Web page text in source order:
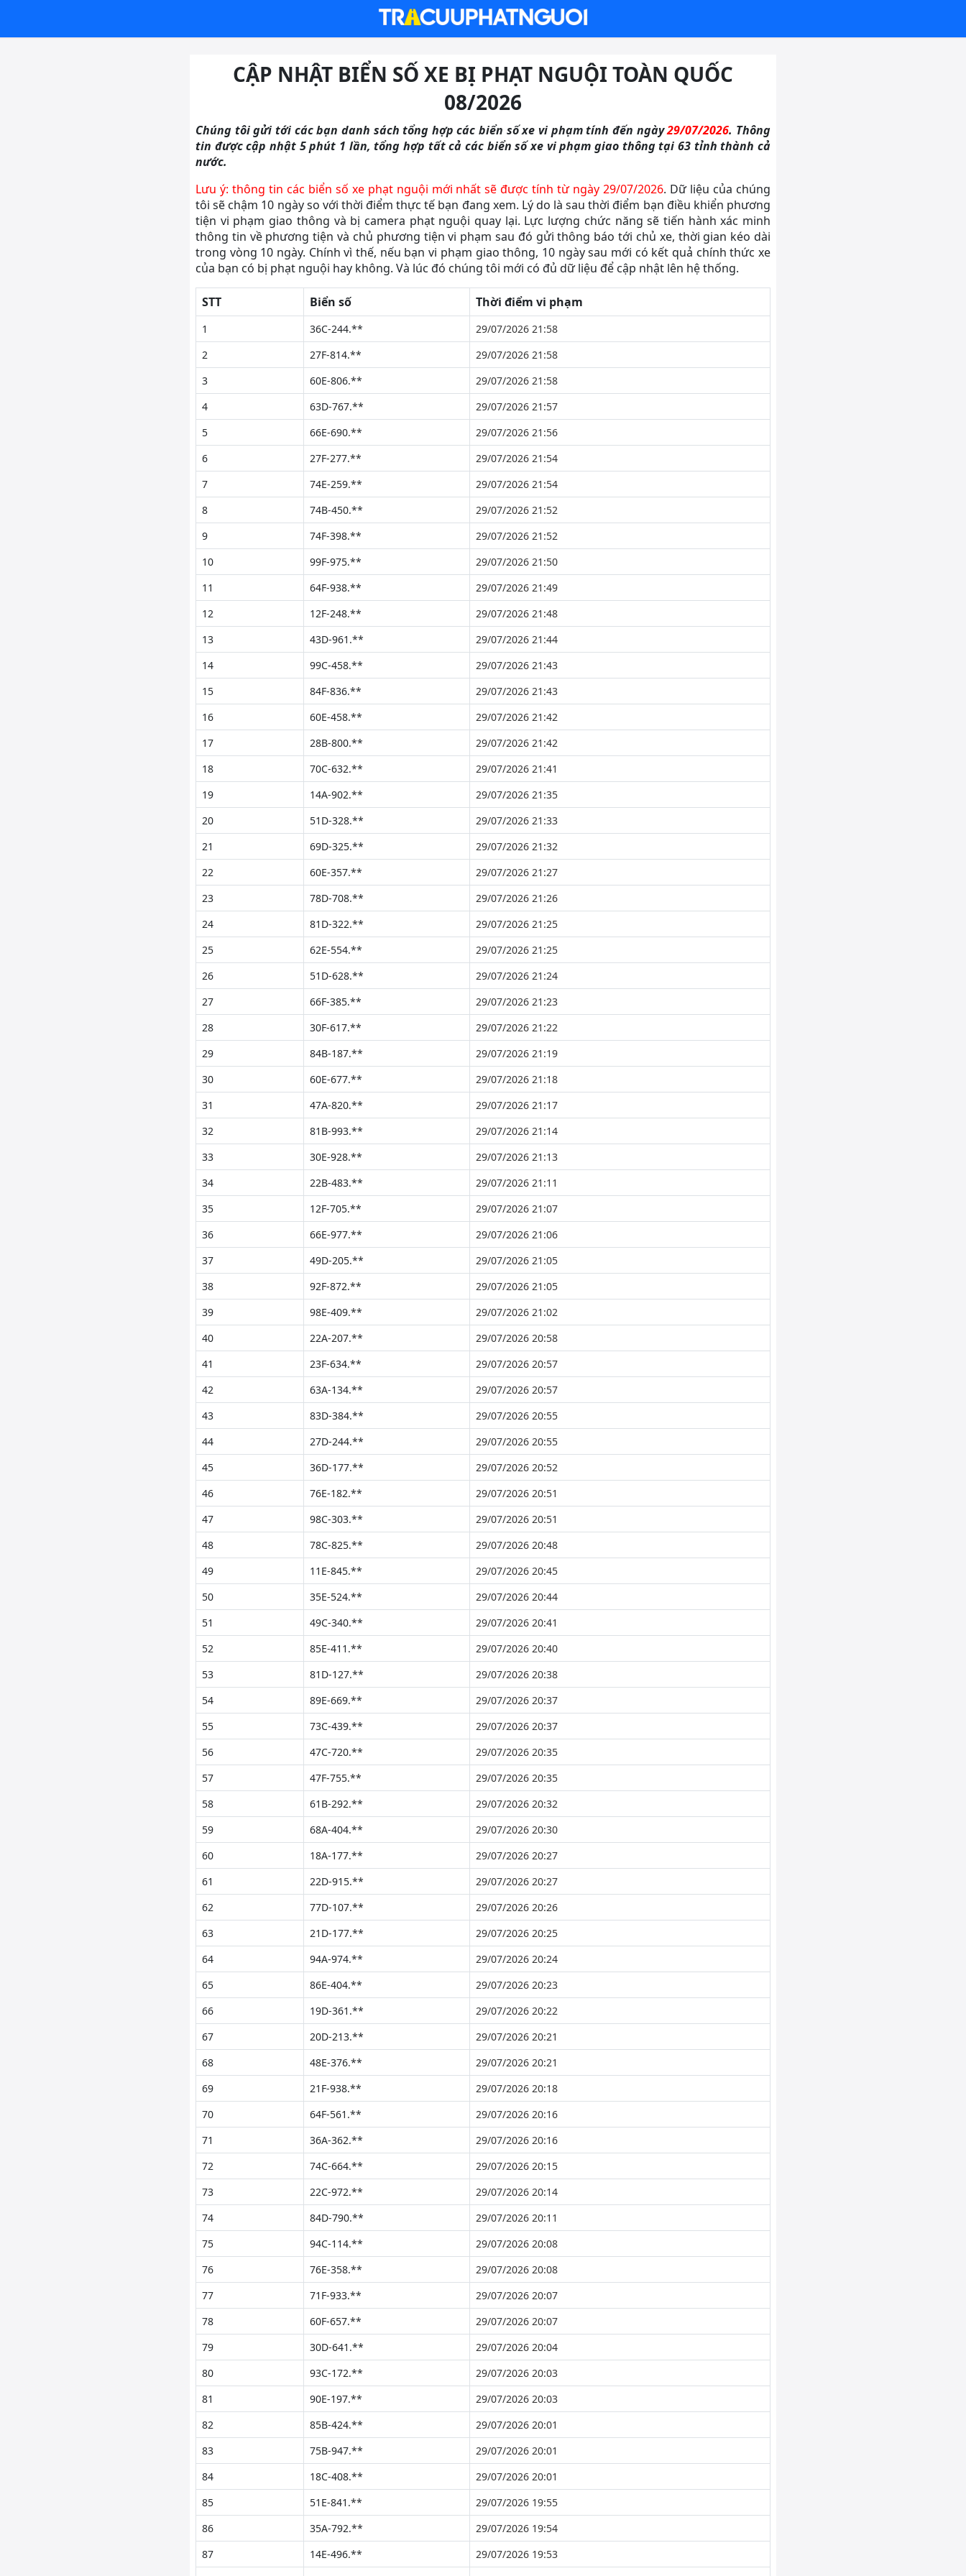
CẬP NHẬT BIỂN SỐ XE BỊ PHẠT NGUỘI TOÀN QUỐC
08/2026
Chúng tôi gửi tới các bạn danh sách tổng hợp các biển số xe vi phạm tính đến ngày29/07/2026. Thông
tin được cập nhật 5 phút 1 lần, tổng hợp tất cả các biển số xe vi phạm giao thông tại 63 tỉnh thành cả
nước.
Lưu ý: thông tin các biển số xe phạt nguội mới nhất sẽ được tính từ ngày 29/07/2026. Dữ liệu của chúng
tôi sẽ chậm 10 ngày so với thời điểm thực tế bạn đang xem. Lý do là sau thời điểm bạn điều khiển phương
tiện vi phạm giao thông và bị camera phạt nguội quay lại. Lực lượng chức năng sẽ tiến hành xác minh
thông tin về phương tiện và chủ phương tiện vi phạm sau đó gửi thông báo tới chủ xe, thời gian kéo dài
trong vòng 10 ngày. Chính vì thế, nếu bạn vi phạm giao thông, 10 ngày sau mới có kết quả chính thức xe
của bạn có bị phạt nguội hay không. Và lúc đó chúng tôi mới có đủ dữ liệu để cập nhật lên hệ thống.
STT Biển số Thời điểm vi phạm
1 36C-244.**
29/07/2026 21:58
2
27F-814.**
29/07/2026 21:58
3
60E-806.**
29/07/2026 21:58
4
63D-767.**
29/07/2026 21:57
5
66E-690.**
29/07/2026 21:56
6
27F-277.**
29/07/2026 21:54
7
74E-259.**
29/07/2026 21:54
8
74B-450.**
29/07/2026 21:52
9
74F-398.**
29/07/2026 21:52
10
99F-975.**
29/07/2026 21:50
11
64F-938.**
29/07/2026 21:49
12
12F-248.**
29/07/2026 21:48
13
43D-961.**
29/07/2026 21:44
14
99C-458.**
29/07/2026 21:43
15
84F-836.**
29/07/2026 21:43
16
60E-458.**
29/07/2026 21:42
17
28B-800.**
29/07/2026 21:42
18
70C-632.**
29/07/2026 21:41
19
14A-902.**
29/07/2026 21:35
20
51D-328.**
29/07/2026 21:33
21
69D-325.**
29/07/2026 21:32
22
60E-357.**
29/07/2026 21:27
23
78D-708.**
29/07/2026 21:26
24
81D-322.**
29/07/2026 21:25
25
62E-554.**
29/07/2026 21:25
26
51D-628.**
29/07/2026 21:24
27
66F-385.**
29/07/2026 21:23
28
30F-617.**
29/07/2026 21:22
29
84B-187.**
29/07/2026 21:19
30
60E-677.**
29/07/2026 21:18
31
47A-820.**
29/07/2026 21:17
32
81B-993.**
29/07/2026 21:14
33
30E-928.**
29/07/2026 21:13
34
22B-483.**
29/07/2026 21:11
35
12F-705.**
29/07/2026 21:07
36
66E-977.**
29/07/2026 21:06
37
49D-205.**
29/07/2026 21:05
38
92F-872.**
29/07/2026 21:05
39
98E-409.**
29/07/2026 21:02
40
22A-207.**
29/07/2026 20:58
41
23F-634.**
29/07/2026 20:57
42
63A-134.**
29/07/2026 20:57
43
83D-384.**
29/07/2026 20:55
44
27D-244.**
29/07/2026 20:55
45
36D-177.**
29/07/2026 20:52
46
76E-182.**
29/07/2026 20:51
47
98C-303.**
29/07/2026 20:51
48
78C-825.**
29/07/2026 20:48
49
11E-845.**
29/07/2026 20:45
50
35E-524.**
29/07/2026 20:44
51
49C-340.**
29/07/2026 20:41
52
85E-411.**
29/07/2026 20:40
53
81D-127.**
29/07/2026 20:38
54
89E-669.**
29/07/2026 20:37
55
73C-439.**
29/07/2026 20:37
56
47C-720.**
29/07/2026 20:35
57
47F-755.**
29/07/2026 20:35
58
61B-292.**
29/07/2026 20:32
59
68A-404.**
29/07/2026 20:30
60
18A-177.**
29/07/2026 20:27
61
22D-915.**
29/07/2026 20:27
62
77D-107.**
29/07/2026 20:26
63
21D-177.**
29/07/2026 20:25
64
94A-974.**
29/07/2026 20:24
65
86E-404.**
29/07/2026 20:23
66
19D-361.**
29/07/2026 20:22
67
20D-213.**
29/07/2026 20:21
68
48E-376.**
29/07/2026 20:21
69
21F-938.**
29/07/2026 20:18
70
64F-561.**
29/07/2026 20:16
71
36A-362.**
29/07/2026 20:16
72
74C-664.**
29/07/2026 20:15
73
22C-972.**
29/07/2026 20:14
74
84D-790.**
29/07/2026 20:11
75
94C-114.**
29/07/2026 20:08
76
76E-358.**
29/07/2026 20:08
77
71F-933.**
29/07/2026 20:07
78
60F-657.**
29/07/2026 20:07
79
30D-641.**
29/07/2026 20:04
80
93C-172.**
29/07/2026 20:03
81
90E-197.**
29/07/2026 20:03
82
85B-424.**
29/07/2026 20:01
83
75B-947.**
29/07/2026 20:01
84
18C-408.**
29/07/2026 20:01
85
51E-841.**
29/07/2026 19:55
86
35A-792.**
29/07/2026 19:54
87
14E-496.**
29/07/2026 19:53